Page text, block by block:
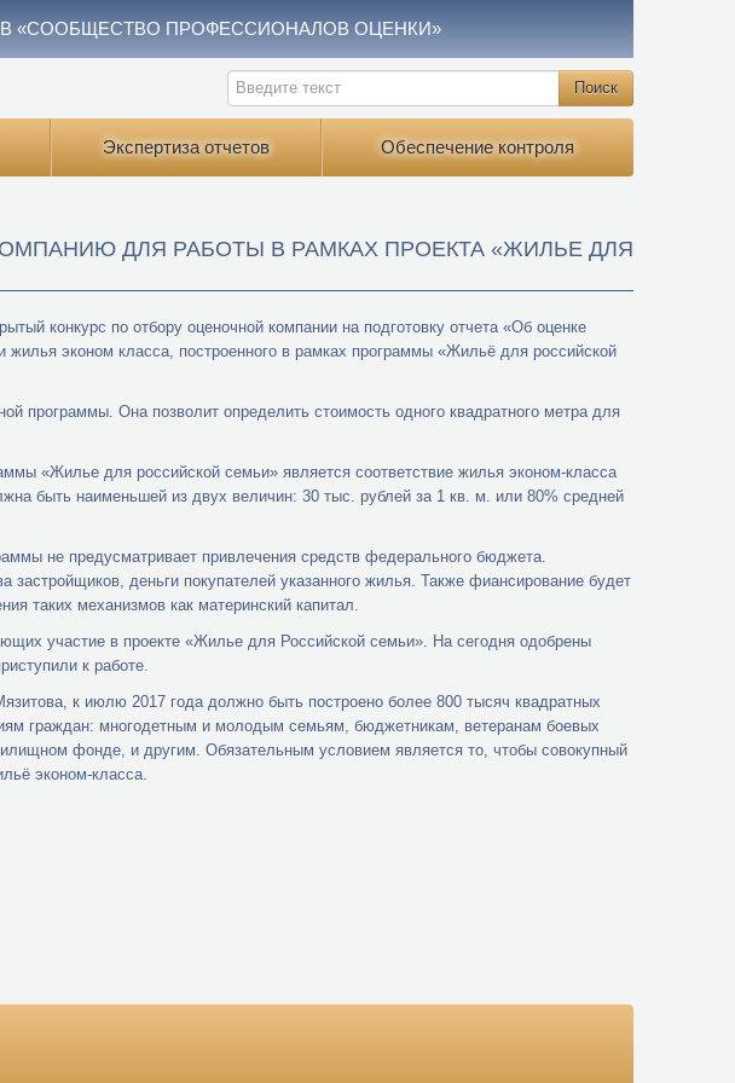
«СООБЩЕСТВО ПРОФЕССИОНАЛОВ ОЦЕНКИ»
Экспертиза отчетов Обеспечение контроля
ДЛЯ РАБОТЫ В РАМКАХ ПРОЕКТА «ЖИЛЬЕ ДЛЯ
конкурс по отбору оценочной компании на подготовку отчета «Об оценке
эконом класса, построенного в рамках программы «Жильё для российской
программы. Она позволит определить стоимость одного квадратного метра для
«Жилье для российской семьи» является соответствие жилья эконом-класса
быть наименьшей из двух величин: 30 тыс. рублей за 1 кв. м. или 80% средней
не предусматривает привлечения средств федерального бюджета.
деньги покупателей указанного жилья. Также фиансирование будет
таких механизмов как материнский капитал.
участие в проекте «Жилье для Российской семьи». На сегодня одобрены
к работе.
к июлю 2017 года должно быть построено более 800 тысяч квадратных
граждан: многодетным и молодым семьям, бюджетникам, ветеранам боевых
фонде, и другим. Обязательным условием является то, чтобы совокупный
эконом-класса.